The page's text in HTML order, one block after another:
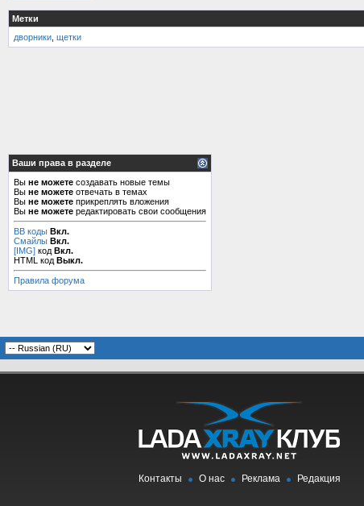
Метки
дворники щетки
Ваши права в разделе
Вы не можете создавать новые темы
Вы не можете отвечать в темах
Вы не можете прикреплять вложения
Вы не можете редактировать свои сообщения
BB коды Вкл.
Смайлы Вкл.
[IMG] код Вкл.
HTML код Выкл.
Правила форума
Контакты О нас Реклама Редакция